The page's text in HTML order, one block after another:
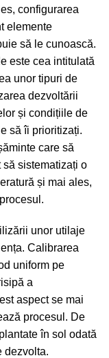
configurarea
elemente
să le cunoască.
este cea intitulată
unor tipuri de
dezvoltării
și condițiile de
să îi prioritizați.
care să
sistematizați o
și mai ales,
unor utilaje
Calibrarea
uniform pe
a
aspect se mai
procesul. De
în sol odată
dezvolta.